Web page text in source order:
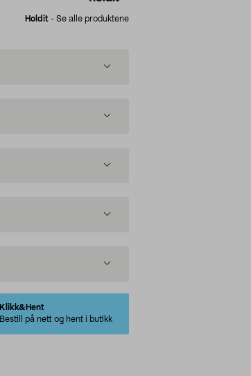
Holdit - Se alle produktene
Klikk&Hent
Bestill på nett og hent i butikk